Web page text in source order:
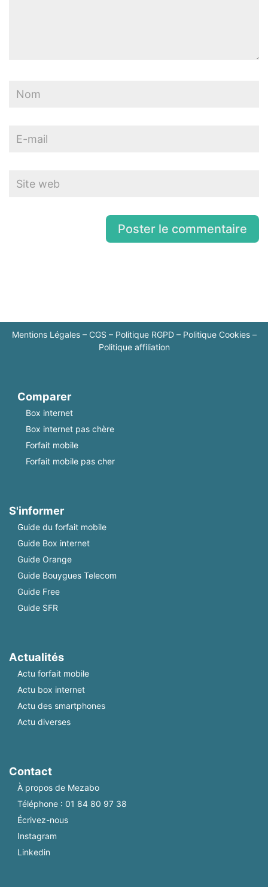
Mentions Légales– CGS – Politique RGPD– Politique Cookies–
Politique affiliation
Comparer
Box internet
Box internet pas chère
Forfait mobile
Forfait mobile pas cher
S'informer
Guide du forfait mobile
Guide Box internet
Guide Orange
Guide Bouygues Telecom
Guide Free
Guide SFR
Actualités
Actu forfait mobile
Actu box internet
Actu des smartphones
Actu diverses
Contact
À propos de Mezabo
Téléphone : 01 84 80 97 38
Écrivez-nous
Instagram
Linkedin